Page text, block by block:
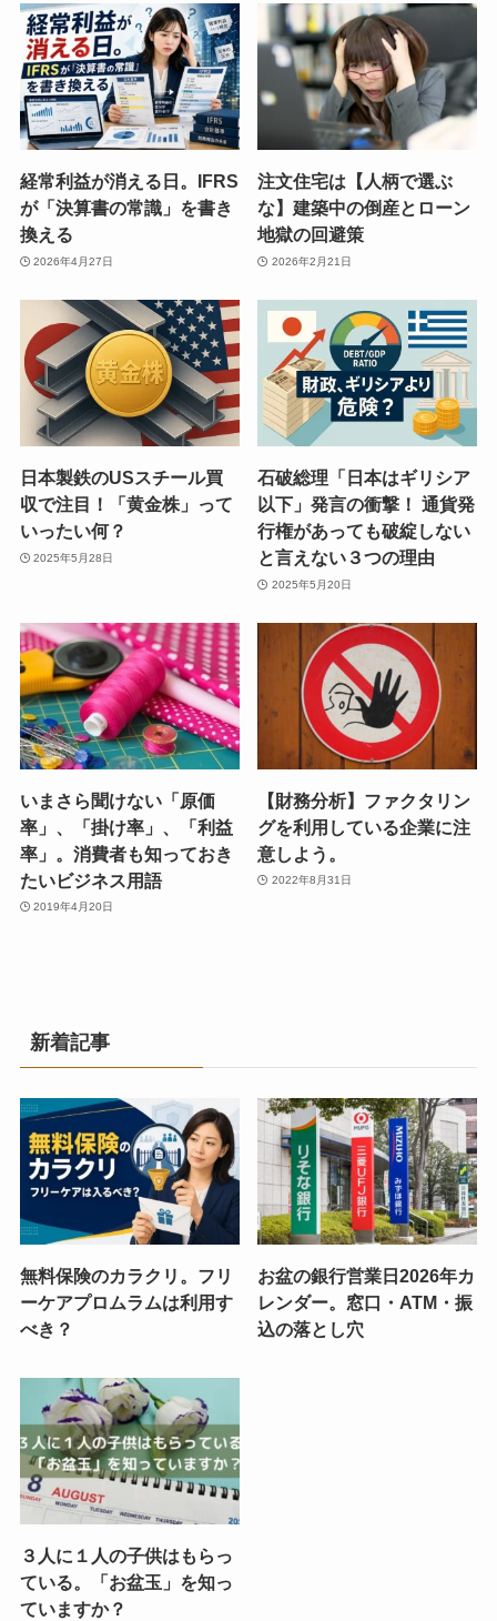
経常利益が消える日。IFRS
が「決算書の常識」を書き
換える
2026年4月27日
注文住宅は【人柄で選ぶ
な】建築中の倒産とローン
地獄の回避策
2026年2月21日
日本製鉄のUSスチール買
収で注目！「黄金株」って
いったい何？
2025年5月28日
石破総理「日本はギリシア
以下」発言の衝撃！ 通貨発
行権があっても破綻しない
と言えない３つの理由
2025年5月20日
いまさら聞けない「原価
率」、「掛け率」、「利益
率」。消費者も知っておき
たいビジネス用語
2019年4月20日
【財務分析】ファクタリン
グを利用している企業に注
意しよう。
2022年8月31日
新着記事
無料保険のカラクリ。フリ
ーケアプロムラムは利用す
べき？
お盆の銀行営業日2026年カ
レンダー。窓口・ATM・振
込の落とし穴
３人に１人の子供はもらっ
ている。「お盆玉」を知っ
ていますか？